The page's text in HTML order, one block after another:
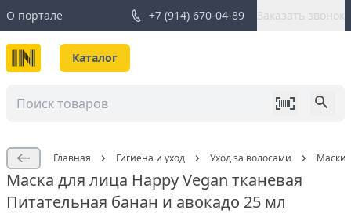
О портале +7 (914) 670-04-89 Заказать звонок
Каталог
Главная Гигиена и уход Уход за волосами Маски
Маска для лица Happy Vegan тканевая
Питательная банан и авокадо 25 мл